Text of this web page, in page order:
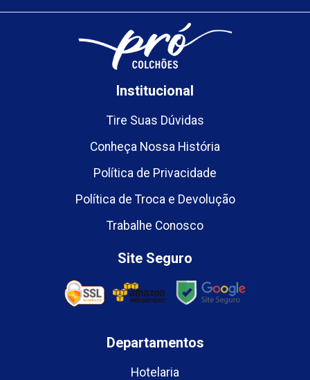
Institucional
Tire Suas Dúvidas
Conheça Nossa História
Política de Privacidade
Política de Troca e Devolução
Trabalhe Conosco
Site Seguro
Departamentos
Hotelaria